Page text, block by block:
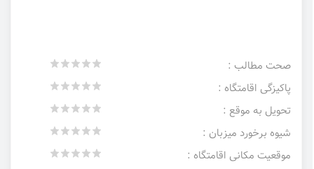
صحت مطالب :
پاکیزگی اقامتگاه :
تحویل به موقع :
شیوه برخورد میزبان :
موقعیت مکانی اقامتگاه :